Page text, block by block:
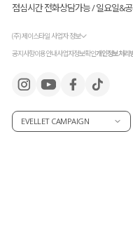
점심시간 전화상담가능 / 일요일&
(주) 제이스타일 사업자 정보
공지사항이용안내사업자정보확인개인정보처리
EVELLET CAMPAIGN